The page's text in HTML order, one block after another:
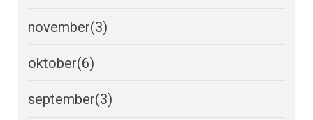
november(3)
oktober(6)
september(3)